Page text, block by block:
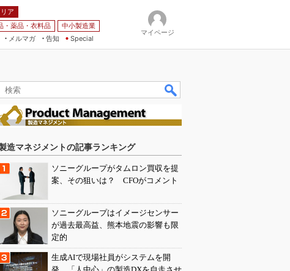
ア
・薬品・衣料品
中小製造業
メルマガ
告知 Special
マイページ
造マネジメントの記事ランキング
ソニーグループがタムロン買収を提
案、その狙いは？ CFOがコメント
ソニーグループはイメージセンサー
が過去最高益、熊本地震の影響も限
定的
生成AIで現場社員がシステムを開